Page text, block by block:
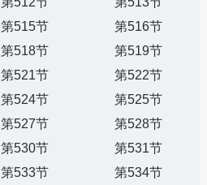
第515节
第516节
第518节
第519节
第521节
第522节
第524节
第525节
第527节
第528节
第530节
第531节
第533节
第534节